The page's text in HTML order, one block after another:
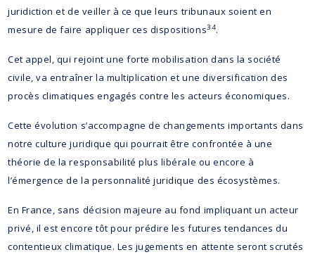
juridiction et de veiller à ce que leurs tribunaux soient en
mesure de faire appliquer ces dispositions34.
Cet appel, qui rejoint une forte mobilisation dans la société
civile, va entraîner la multiplication et une diversification des
procès climatiques engagés contre les acteurs économiques.
Cette évolution s’accompagne de changements importants dans
notre culture juridique qui pourrait être confrontée à une
théorie de la responsabilité plus libérale ou encore à
l’émergence de la personnalité juridique des écosystèmes.
En France, sans décision majeure au fond impliquant un acteur
privé, il est encore tôt pour prédire les futures tendances du
contentieux climatique. Les jugements en attente seront scrutés